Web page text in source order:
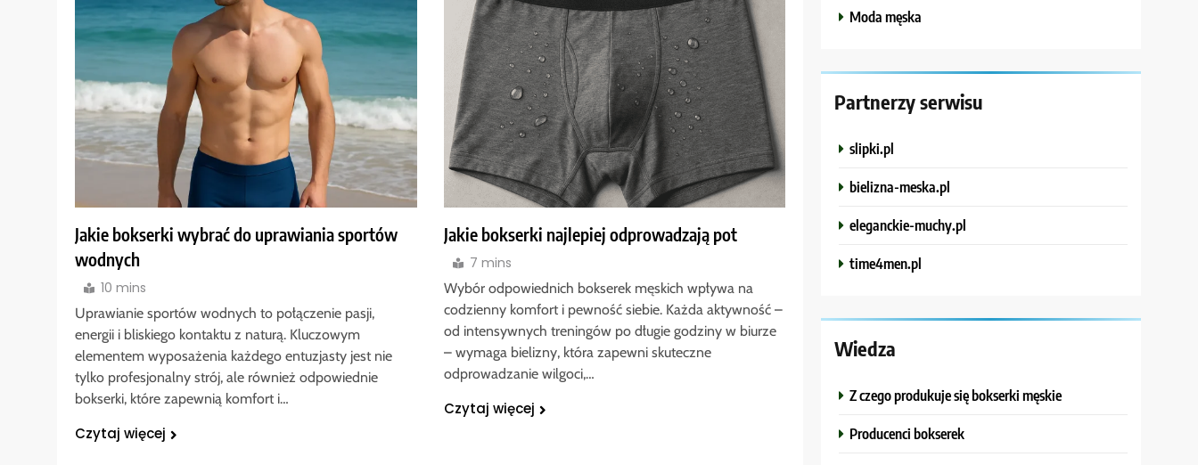
Jakie bokserki wybrać do uprawiania sportów
wodnych
10 mins
Uprawianie sportów wodnych to połączenie pasji,
energii i bliskiego kontaktu z naturą. Kluczowym
elementem wyposażenia każdego entuzjasty jest nie
tylko profesjonalny strój, ale również odpowiednie
bokserki, które zapewnią komfort i…
Czytaj więcej
Jakie bokserki najlepiej odprowadzają pot
7 mins
Wybór odpowiednich bokserek męskich wpływa na
codzienny komfort i pewność siebie. Każda aktywność –
od intensywnych treningów po długie godziny w biurze
– wymaga bielizny, która zapewni skuteczne
odprowadzanie wilgoci,…
Czytaj więcej
Moda męska
Partnerzy serwisu
slipki.pl
bielizna-meska.pl
eleganckie-muchy.pl
time4men.pl
Wiedza
Z czego produkuje się bokserki męskie
Producenci bokserek